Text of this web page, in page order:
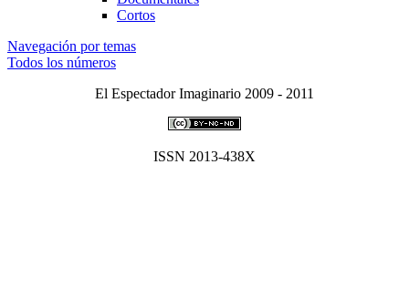
Cortos
Navegación por temas
Todos los números
El Espectador Imaginario 2009 - 2011
ISSN 2013-438X